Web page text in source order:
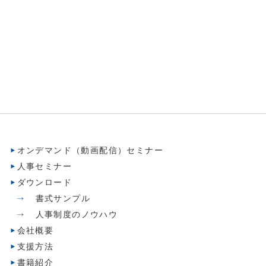
オンデマンド（動画配信）セミナー
人事セミナー
ダウンロード
書式サンプル
人事制度のノウハウ
会社概要
支援方法
書籍紹介